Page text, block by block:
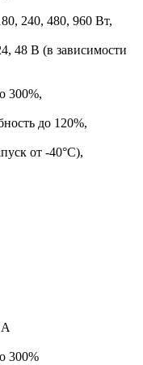
240, 480, 960 Вт,
48 В (в зависимости
300%,
до 120%,
от -40°С),
300%